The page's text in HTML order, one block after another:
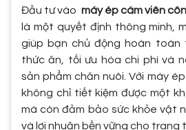
Đầu tư vào máy ép cám viên
là một quyết định thông minh,
giúp bạn chủ động hoàn toàn
thức ăn, tối ưu hóa chi phí và
sản phẩm chăn nuôi. Với máy
không chỉ tiết kiệm được một
mà còn đảm bảo sức khỏe vật
và lợi nhuận bền vững cho trang